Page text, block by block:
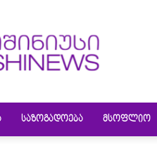
ᲡᲐᲖᲝᲒᲐᲓᲝᲔᲑᲐ ᲛᲡᲝᲤᲚᲘᲝ